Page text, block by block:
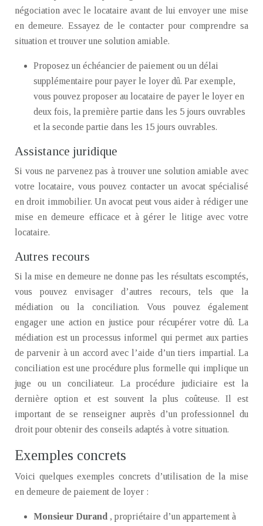
négociation avec le locataire avant de lui envoyer une mise
en demeure. Essayez de le contacter pour comprendre sa
situation et trouver une solution amiable.
Proposez un échéancier de paiement ou un délai
supplémentaire pour payer le loyer dû. Par exemple,
vous pouvez proposer au locataire de payer le loyer en
deux fois, la première partie dans les 5 jours ouvrables
et la seconde partie dans les 15 jours ouvrables.
Assistance juridique
Si vous ne parvenez pas à trouver une solution amiable avec
votre locataire, vous pouvez contacter un avocat spécialisé
en droit immobilier. Un avocat peut vous aider à rédiger une
mise en demeure efficace et à gérer le litige avec votre
locataire.
Autres recours
Si la mise en demeure ne donne pas les résultats escomptés,
vous pouvez envisager d’autres recours, tels que la
médiation ou la conciliation. Vous pouvez également
engager une action en justice pour récupérer votre dû. La
médiation est un processus informel qui permet aux parties
de parvenir à un accord avec l’aide d’un tiers impartial. La
conciliation est une procédure plus formelle qui implique un
juge ou un conciliateur. La procédure judiciaire est la
dernière option et est souvent la plus coûteuse. Il est
important de se renseigner auprès d’un professionnel du
droit pour obtenir des conseils adaptés à votre situation.
Exemples concrets
Voici quelques exemples concrets d’utilisation de la mise
en demeure de paiement de loyer :
Monsieur Durand , propriétaire d’un appartement à